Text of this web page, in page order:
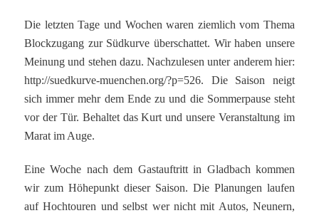
Die letzten Tage und Wochen waren ziemlich vom Thema
Blockzugang zur Südkurve überschattet. Wir haben unsere
Meinung und stehen dazu. Nachzulesen unter anderem hier:
http://suedkurve-muenchen.org/?p=526. Die Saison neigt
sich immer mehr dem Ende zu und die Sommerpause steht
vor der Tür. Behaltet das Kurt und unsere Veranstaltung im
Marat im Auge.
Eine Woche nach dem Gastauftritt in Gladbach kommen
wir zum Höhepunkt dieser Saison. Die Planungen laufen
auf Hochtouren und selbst wer nicht mit Autos, Neunern,